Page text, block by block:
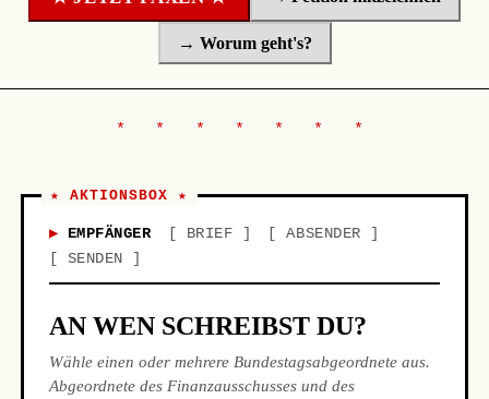
→ Worum geht's?
★ AKTIONSBOX ★
EMPFÄNGER BRIEF
ABSENDER
SENDEN
AN WEN SCHREIBST DU?
Wähle einen oder mehrere Bundestagsabgeordnete aus.
Abgeordnete des Finanzausschusses und des